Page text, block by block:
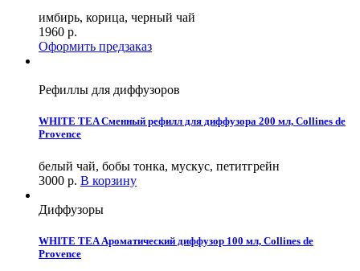
имбирь, корица, черный чай
1960 р.
Оформить предзаказ
Рефиллы для диффузоров
WHITE TEA Сменный рефилл для диффузора 200 мл, Collines de
Provence
белый чай, бобы тонка, мускус, петитгрейн
3000 р. В корзину
Диффузоры
WHITE TEA Ароматический диффузор 100 мл, Collines de
Provence